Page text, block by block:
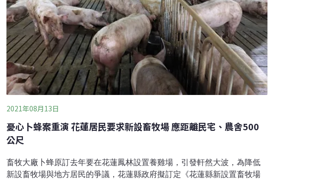
2021年08月13日
憂心卜蜂案重演 花蓮居民要求新設畜牧場 應距離民宅、農舍500
公尺
畜牧大廠卜蜂原訂去年要在花蓮鳳林設置養雞場，引發軒然大波，為降低
新設畜牧場與地方居民的爭議，花蓮縣政府擬訂定《花蓮縣新設置畜牧場